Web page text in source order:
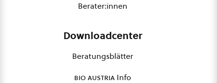
Berater:innen
Downloadcenter
Beratungsblätter
bio austria Info